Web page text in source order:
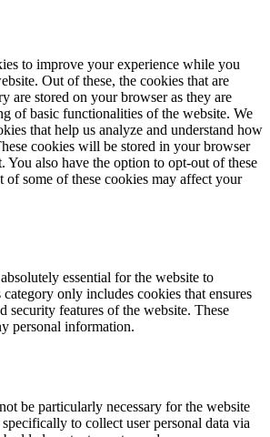
to improve your experience while you
Out of these, the cookies that are
are stored on your browser as they are
of basic functionalities of the website. We
that help us analyze and understand how
cookies will be stored in your browser
You also have the option to opt-out of these
some of these cookies may affect your
essential for the website to
only includes cookies that ensures
security features of the website. These
personal information.
be particularly necessary for the website
to collect user personal data via